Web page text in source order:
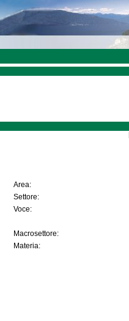
Area:
Settore:
Voce:
Macrosettore:
Materia: